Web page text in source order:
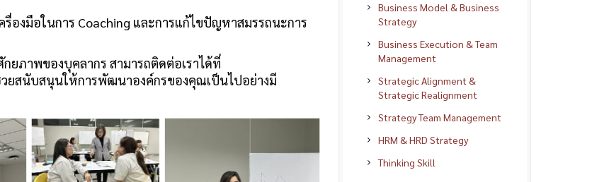
องมือในการ Coaching และการแก้ไขปัญหาสมรรถนะการ
ยภาพของบุคลากร สามารถติดต่อเราได้ที่
วยสนับสนุนให้การพัฒนาองค์กรของคุณเป็นไปอย่างมี
Business Model & Business
Strategy
Business Execution & Team
Management
Strategic Alignment &
Strategic Realignment
Strategy Team Management
HRM & HRD Strategy
Thinking Skill